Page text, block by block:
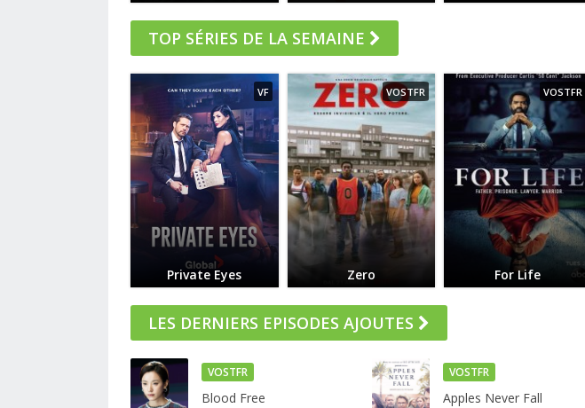
TOP SÉRIES DE LA SEMAINE
VF
Private Eyes
VOSTFR
Zero
VOSTFR
For Life
LES DERNIERS EPISODES AJOUTES
Blood Free
VOSTFR
Apples Never Fall
VOSTFR